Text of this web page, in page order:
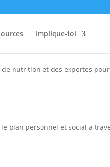
Implique-toi
de nutrition et des expertes
plan personnel et social à